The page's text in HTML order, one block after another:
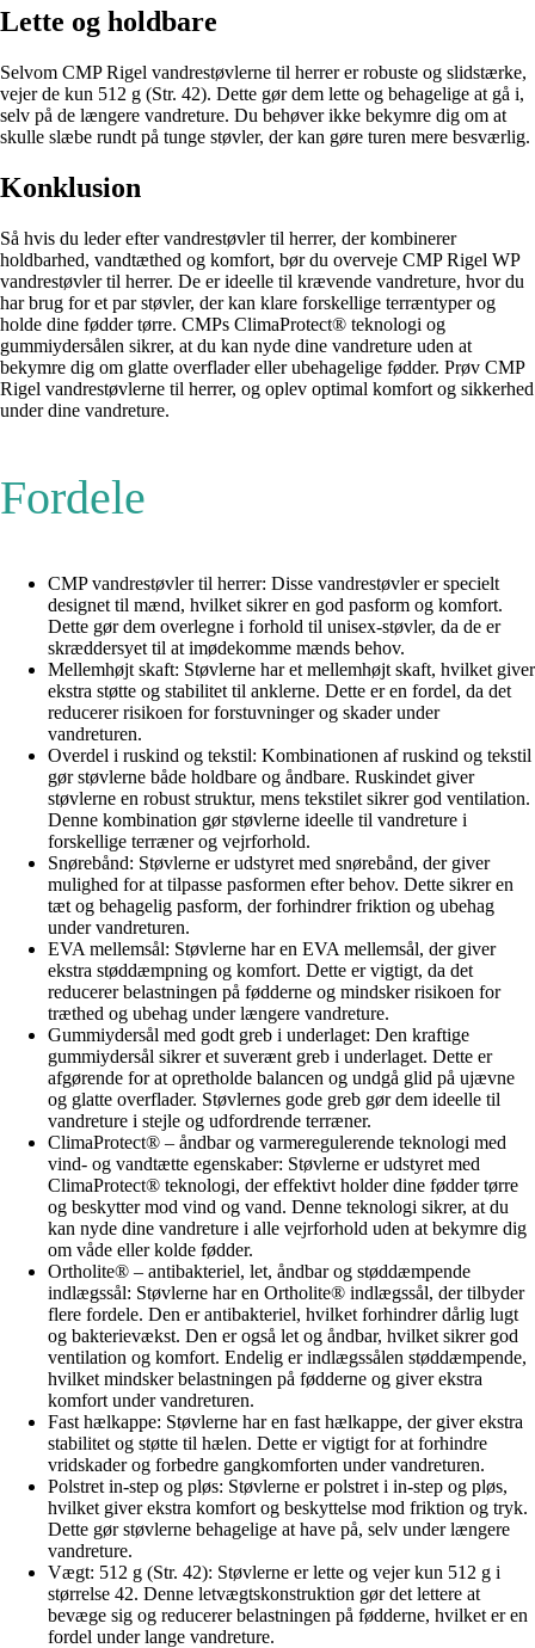
Lette og holdbare
Selvom CMP Rigel vandrestøvlerne til herrer er robuste og slidstærke,
vejer de kun 512 g (Str. 42). Dette gør dem lette og behagelige at gå i,
selv på de længere vandreture. Du behøver ikke bekymre dig om at
skulle slæbe rundt på tunge støvler, der kan gøre turen mere besværlig.
Konklusion
Så hvis du leder efter vandrestøvler til herrer, der kombinerer
holdbarhed, vandtæthed og komfort, bør du overveje CMP Rigel WP
vandrestøvler til herrer. De er ideelle til krævende vandreture, hvor du
har brug for et par støvler, der kan klare forskellige terræntyper og
holde dine fødder tørre. CMPs ClimaProtect® teknologi og
gummiydersålen sikrer, at du kan nyde dine vandreture uden at
bekymre dig om glatte overflader eller ubehagelige fødder. Prøv CMP
Rigel vandrestøvlerne til herrer, og oplev optimal komfort og sikkerhed
under dine vandreture.
Fordele
CMP vandrestøvler til herrer: Disse vandrestøvler er specielt
designet til mænd, hvilket sikrer en god pasform og komfort.
Dette gør dem overlegne i forhold til unisex-støvler, da de er
skræddersyet til at imødekomme mænds behov.
Mellemhøjt skaft: Støvlerne har et mellemhøjt skaft, hvilket giver
ekstra støtte og stabilitet til anklerne. Dette er en fordel, da det
reducerer risikoen for forstuvninger og skader under
vandreturen.
Overdel i ruskind og tekstil: Kombinationen af ruskind og tekstil
gør støvlerne både holdbare og åndbare. Ruskindet giver
støvlerne en robust struktur, mens tekstilet sikrer god ventilation.
Denne kombination gør støvlerne ideelle til vandreture i
forskellige terræner og vejrforhold.
Snørebånd: Støvlerne er udstyret med snørebånd, der giver
mulighed for at tilpasse pasformen efter behov. Dette sikrer en
tæt og behagelig pasform, der forhindrer friktion og ubehag
under vandreturen.
EVA mellemsål: Støvlerne har en EVA mellemsål, der giver
ekstra støddæmpning og komfort. Dette er vigtigt, da det
reducerer belastningen på fødderne og mindsker risikoen for
træthed og ubehag under længere vandreture.
Gummiydersål med godt greb i underlaget: Den kraftige
gummiydersål sikrer et suverænt greb i underlaget. Dette er
afgørende for at opretholde balancen og undgå glid på ujævne
og glatte overflader. Støvlernes gode greb gør dem ideelle til
vandreture i stejle og udfordrende terræner.
ClimaProtect® – åndbar og varmeregulerende teknologi med
vind- og vandtætte egenskaber: Støvlerne er udstyret med
ClimaProtect® teknologi, der effektivt holder dine fødder tørre
og beskytter mod vind og vand. Denne teknologi sikrer, at du
kan nyde dine vandreture i alle vejrforhold uden at bekymre dig
om våde eller kolde fødder.
Ortholite® – antibakteriel, let, åndbar og støddæmpende
indlægssål: Støvlerne har en Ortholite® indlægssål, der tilbyder
flere fordele. Den er antibakteriel, hvilket forhindrer dårlig lugt
og bakterievækst. Den er også let og åndbar, hvilket sikrer god
ventilation og komfort. Endelig er indlægssålen støddæmpende,
hvilket mindsker belastningen på fødderne og giver ekstra
komfort under vandreturen.
Fast hælkappe: Støvlerne har en fast hælkappe, der giver ekstra
stabilitet og støtte til hælen. Dette er vigtigt for at forhindre
vridskader og forbedre gangkomforten under vandreturen.
Polstret in-step og pløs: Støvlerne er polstret i in-step og pløs,
hvilket giver ekstra komfort og beskyttelse mod friktion og tryk.
Dette gør støvlerne behagelige at have på, selv under længere
vandreture.
Vægt: 512 g (Str. 42): Støvlerne er lette og vejer kun 512 g i
størrelse 42. Denne letvægtskonstruktion gør det lettere at
bevæge sig og reducerer belastningen på fødderne, hvilket er en
fordel under lange vandreture.